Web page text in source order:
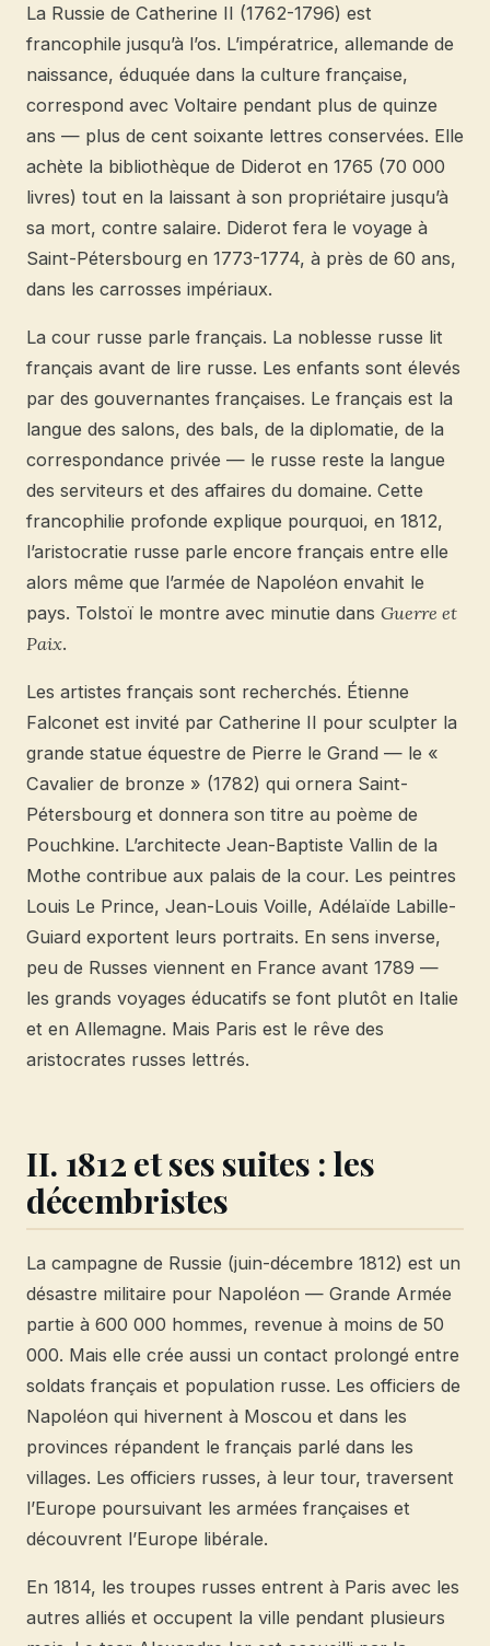
La Russie de Catherine II (1762-1796) est
francophile jusqu’à l’os. L’impératrice, allemande de
naissance, éduquée dans la culture française,
correspond avec Voltaire pendant plus de quinze
ans — plus de cent soixante lettres conservées. Elle
achète la bibliothèque de Diderot en 1765 (70 000
livres) tout en la laissant à son propriétaire jusqu’à
sa mort, contre salaire. Diderot fera le voyage à
Saint-Pétersbourg en 1773-1774, à près de 60 ans,
dans les carrosses impériaux.
La cour russe parle français. La noblesse russe lit
français avant de lire russe. Les enfants sont élevés
par des gouvernantes françaises. Le français est la
langue des salons, des bals, de la diplomatie, de la
correspondance privée — le russe reste la langue
des serviteurs et des affaires du domaine. Cette
francophilie profonde explique pourquoi, en 1812,
l’aristocratie russe parle encore français entre elle
alors même que l’armée de Napoléon envahit le
pays. Tolstoï le montre avec minutie dans Guerre et
Paix.
Les artistes français sont recherchés. Étienne
Falconet est invité par Catherine II pour sculpter la
grande statue équestre de Pierre le Grand — le «
Cavalier de bronze » (1782) qui ornera Saint-
Pétersbourg et donnera son titre au poème de
Pouchkine. L’architecte Jean-Baptiste Vallin de la
Mothe contribue aux palais de la cour. Les peintres
Louis Le Prince, Jean-Louis Voille, Adélaïde Labille-
Guiard exportent leurs portraits. En sens inverse,
peu de Russes viennent en France avant 1789 —
les grands voyages éducatifs se font plutôt en Italie
et en Allemagne. Mais Paris est le rêve des
aristocrates russes lettrés.
II. 1812 et ses suites : les
décembristes
La campagne de Russie (juin-décembre 1812) est un
désastre militaire pour Napoléon — Grande Armée
partie à 600 000 hommes, revenue à moins de 50
000. Mais elle crée aussi un contact prolongé entre
soldats français et population russe. Les officiers de
Napoléon qui hivernent à Moscou et dans les
provinces répandent le français parlé dans les
villages. Les officiers russes, à leur tour, traversent
l’Europe poursuivant les armées françaises et
découvrent l’Europe libérale.
En 1814, les troupes russes entrent à Paris avec les
autres alliés et occupent la ville pendant plusieurs